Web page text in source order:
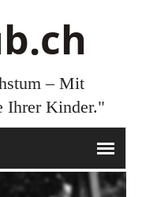
– Mit
Ihrer Kinder."